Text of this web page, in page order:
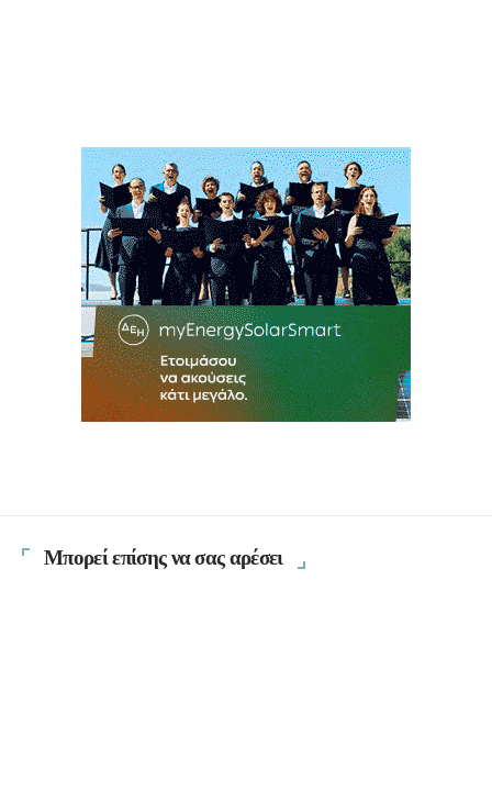
Μπορεί επίσης να σας αρέσει